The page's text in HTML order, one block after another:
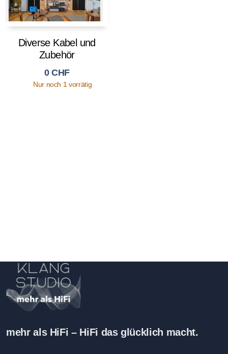
Diverse Kabel und
Zubehör
0CHF
Nur noch 1 vorrätig
mehr als HiFi – HiFi das glücklich macht.